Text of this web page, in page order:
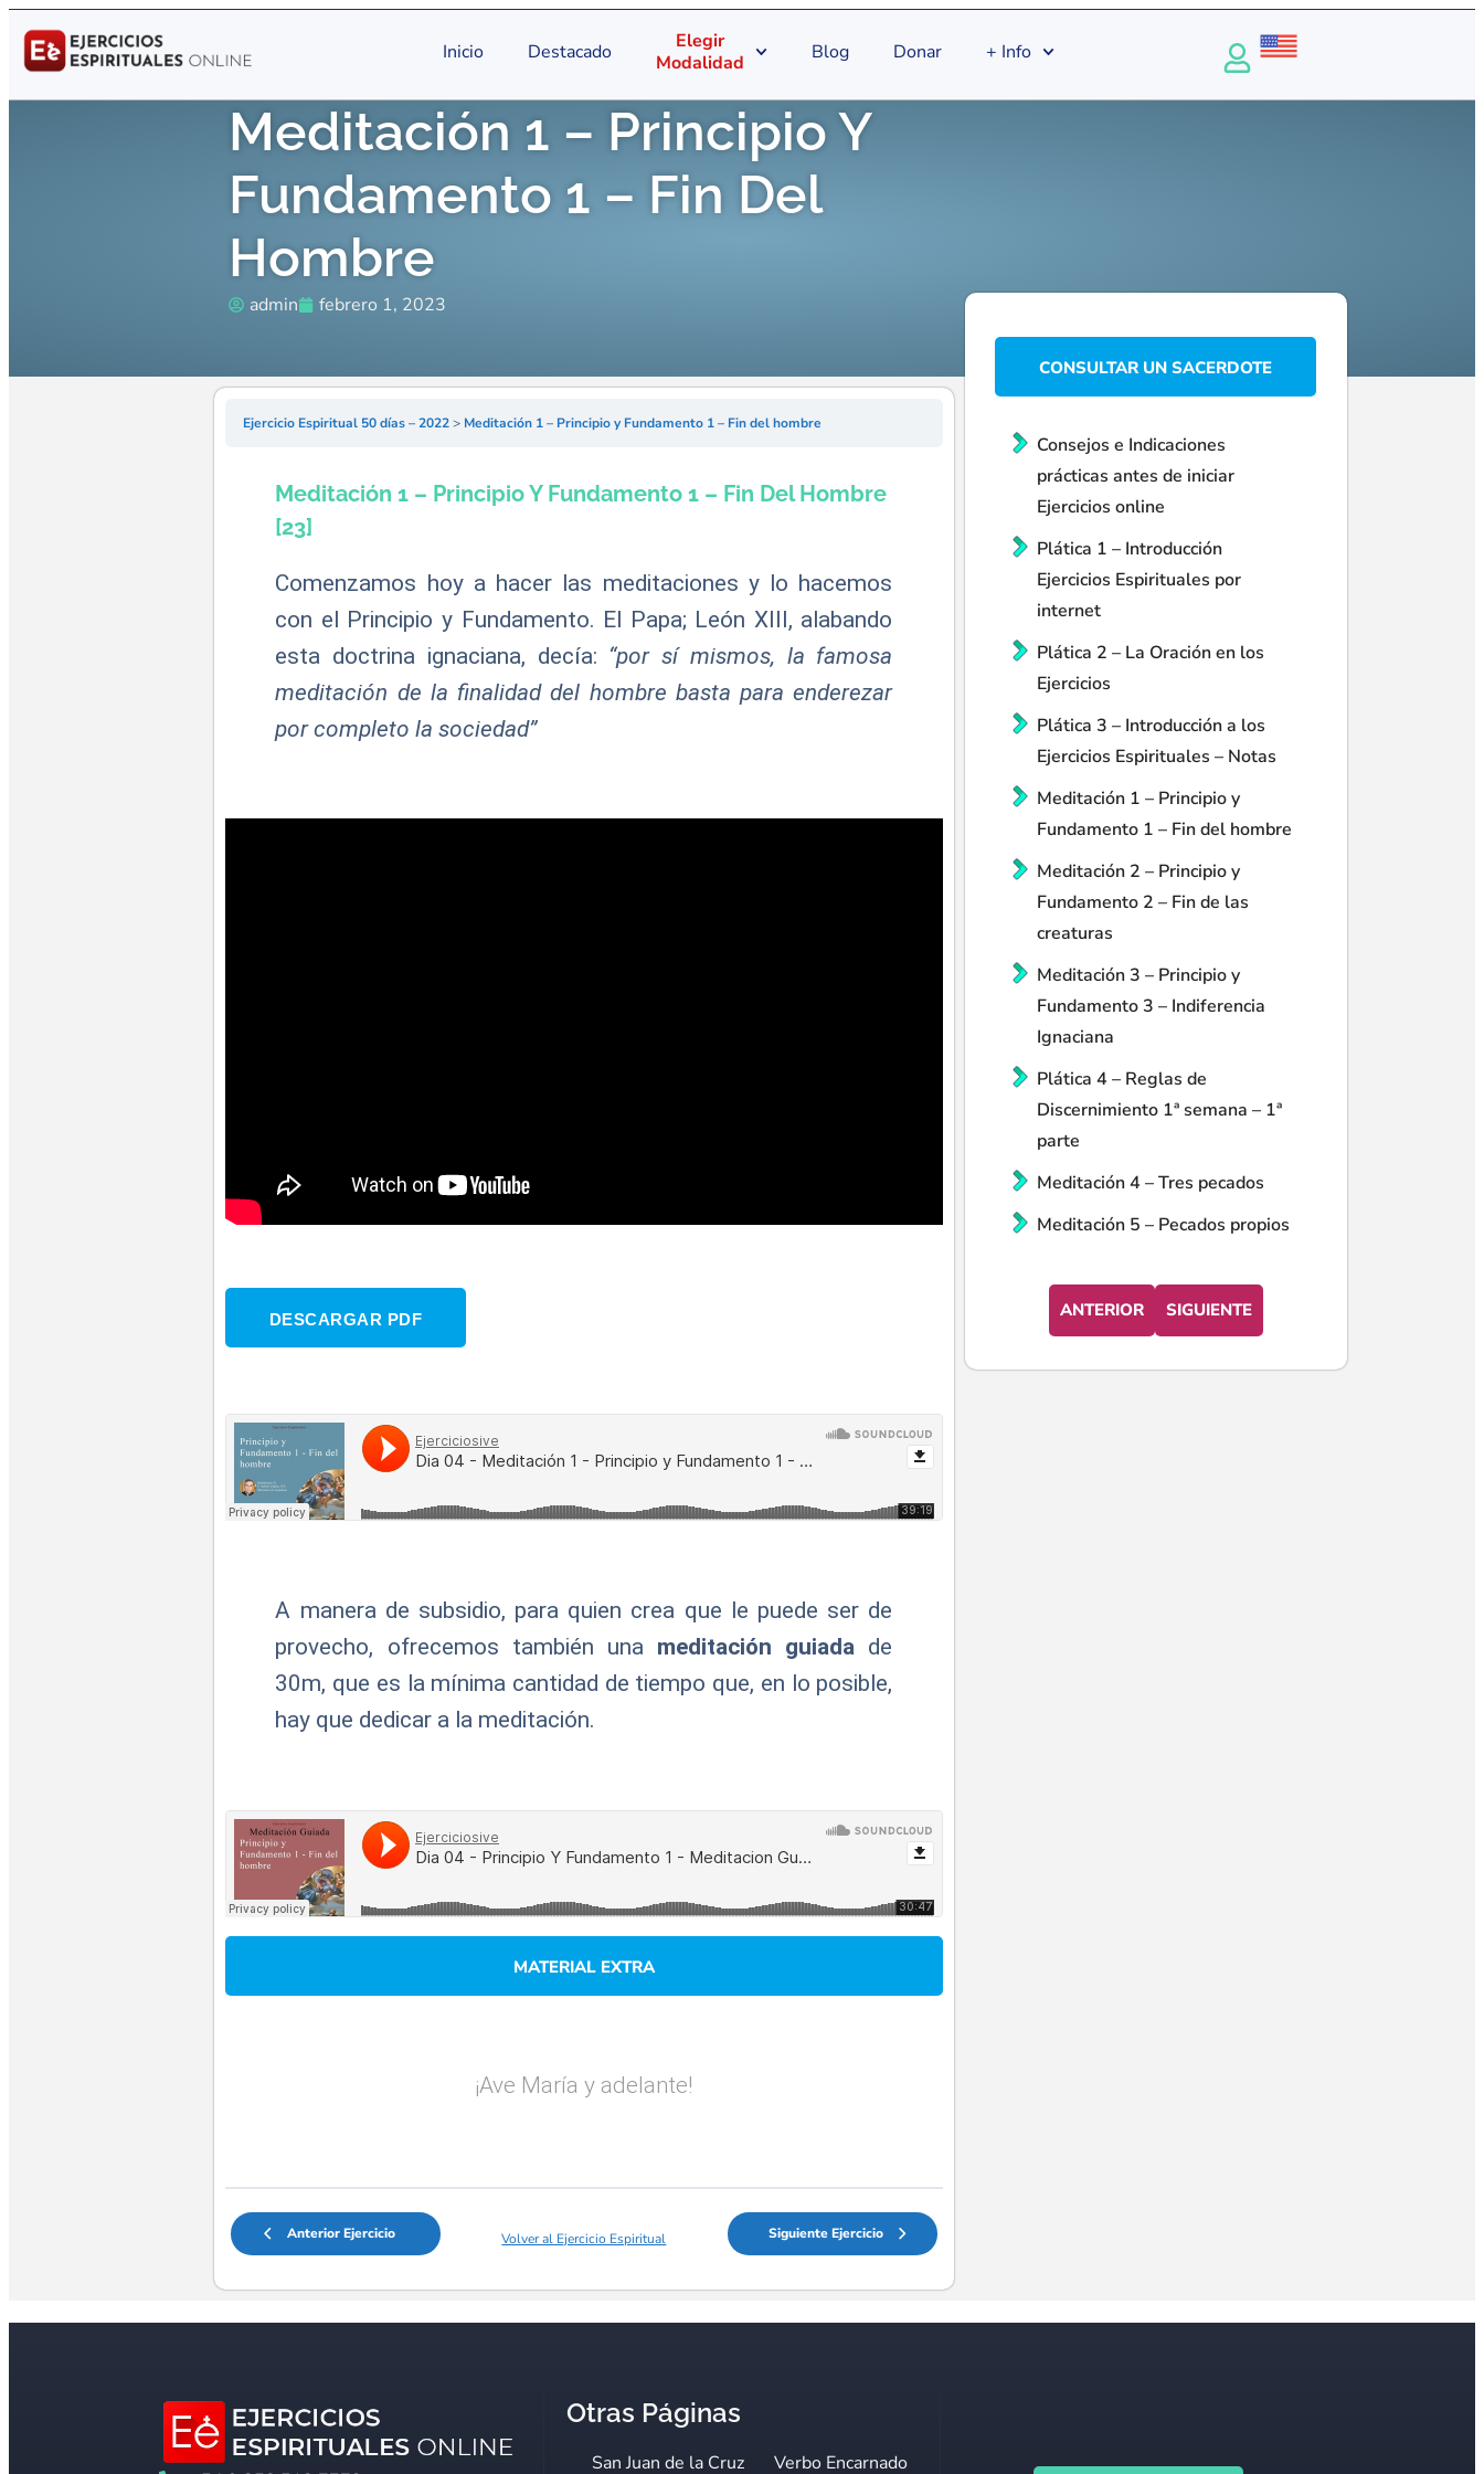
Inicio Destacado
Elegir
Modalidad
Blog Donar + Info
Meditación 1 – Principio Y
Fundamento 1 – Fin Del
Hombre
admin febrero 1, 2023
Ejercicio Espiritual 50 días – 2022 Meditación 1 – Principio y Fundamento 1 – Fin del hombre
Meditación 1 – Principio Y Fundamento 1 – Fin Del Hombre
[23]
Comenzamos hoy a hacer las meditaciones y lo hacemos
con el Principio y Fundamento. El Papa; León XIII, alabando
esta doctrina ignaciana, decía: “por sí mismos, la famosa
meditación de la finalidad del hombre basta para enderezar
por completo la sociedad”
DESCARGAR PDF
A manera de subsidio, para quien crea que le puede ser de
provecho, ofrecemos también una meditación guiada de
30m, que es la mínima cantidad de tiempo que, en lo posible,
hay que dedicar a la meditación.
MATERIAL EXTRA
¡Ave María y adelante!
Anterior Ejercicio Volver al Ejercicio Espiritual Siguiente Ejercicio
CONSULTAR UN SACERDOTE
Consejos e Indicaciones
prácticas antes de iniciar
Ejercicios online
Plática 1 – Introducción
Ejercicios Espirituales por
internet
Plática 2 – La Oración en los
Ejercicios
Plática 3 – Introducción a los
Ejercicios Espirituales – Notas
Meditación 1 – Principio y
Fundamento 1 – Fin del hombre
Meditación 2 – Principio y
Fundamento 2 – Fin de las
creaturas
Meditación 3 – Principio y
Fundamento 3 – Indiferencia
Ignaciana
Plática 4 – Reglas de
Discernimiento 1ª semana – 1ª
parte
Meditación 4 – Tres pecados
Meditación 5 – Pecados propios
ANTERIOR SIGUIENTE
Otras Páginas
San Juan de la Cruz Verbo Encarnado